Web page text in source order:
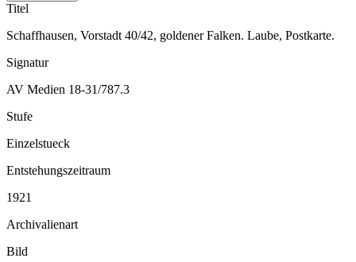
Titel
Schaffhausen, Vorstadt 40/42, goldener Falken. Laube, Postkarte.
Signatur
AV Medien 18-31/787.3
Stufe
Einzelstueck
Entstehungszeitraum
1921
Archivalienart
Bild